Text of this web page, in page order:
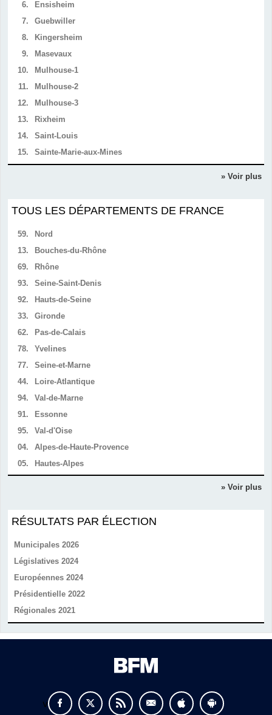
6.
Ensisheim
7.
Guebwiller
8.
Kingersheim
9.
Masevaux
10.
Mulhouse-1
11.
Mulhouse-2
12.
Mulhouse-3
13.
Rixheim
14.
Saint-Louis
15.
Sainte-Marie-aux-Mines
» Voir plus
TOUS LES DÉPARTEMENTS DE FRANCE
59.
Nord
13.
Bouches-du-Rhône
69.
Rhône
93.
Seine-Saint-Denis
92.
Hauts-de-Seine
33.
Gironde
62.
Pas-de-Calais
78.
Yvelines
77.
Seine-et-Marne
44.
Loire-Atlantique
94.
Val-de-Marne
91.
Essonne
95.
Val-d'Oise
04.
Alpes-de-Haute-Provence
05.
Hautes-Alpes
» Voir plus
RÉSULTATS PAR ÉLECTION
Municipales 2026
Législatives 2024
Européennes 2024
Présidentielle 2022
Régionales 2021
v